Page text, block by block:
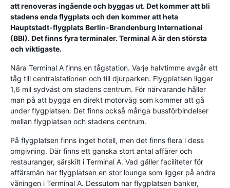
att renoveras ingående och byggas ut. Det kommer att bli
stadens enda flygplats och den kommer att heta
Hauptstadt-flygplats Berlin-Brandenburg International
(BBI). Det finns fyra terminaler. Terminal A är den största
och viktigaste.
Nära Terminal A finns en tågstation. Varje halvtimme avgår ett
tåg till centralstationen och till djurparken. Flygplatsen ligger
1,6 mil sydväst om stadens centrum. För närvarande håller
man på att bygga en direkt motorväg som kommer att gå
under flygplatsen. Det finns också många bussförbindelser
mellan flygplatsen och stadens centrum.
På flygplatsen finns inget hotell, men det finns flera i dess
omgivning. Där finns ett ganska stort antal affärer och
restauranger, särskilt i Terminal A. Vad gäller faciliteter för
affärsmän har flygplatsen en stor lounge som ligger på andra
våningen i Terminal A. Dessutom har flygplatsen banker,